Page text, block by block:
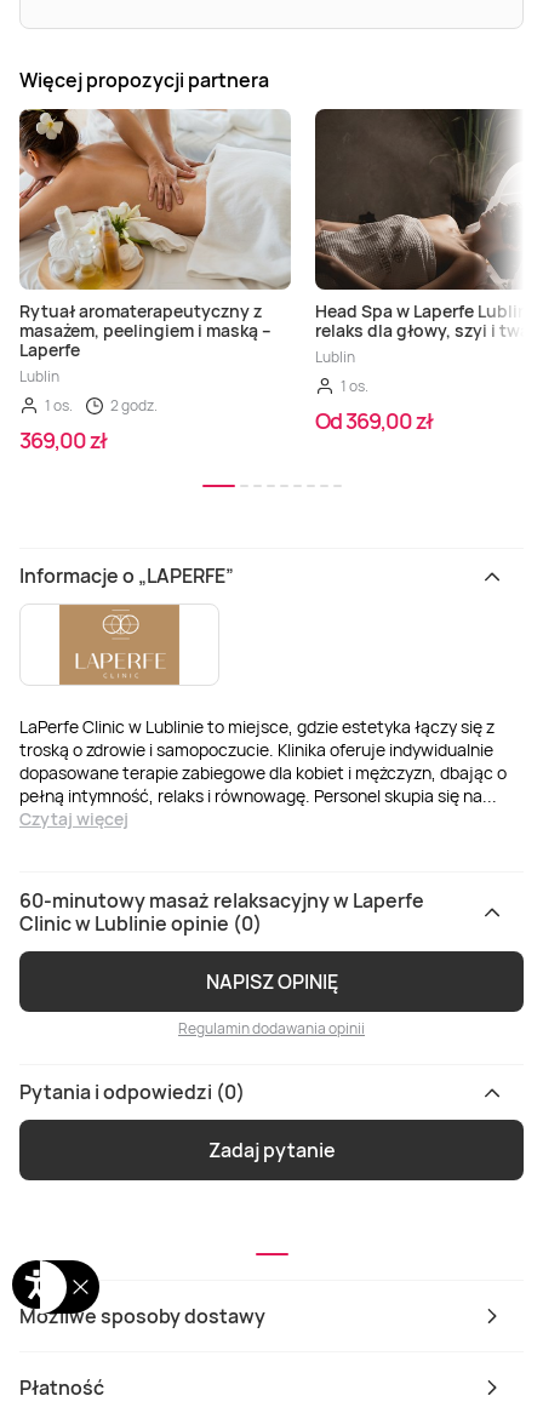
Możliwe sposoby dostawy
Płatność
Więcej propozycji partnera
Rytuał aromaterapeutyczny z
masażem, peelingiem i maską –
Laperfe
Lublin
1 os.
2 godz.
369,00 zł
Head Spa w Laperfe Lublin –
relaks dla głowy, szyi i
Lublin
1 os.
Od 369,00 zł
Informacje o „LAPERFE”
LaPerfe Clinic w Lublinie to miejsce, gdzie estetyka łączy się z
troską o zdrowie i samopoczucie. Klinika oferuje indywidualnie
dopasowane terapie zabiegowe dla kobiet i mężczyzn, dbając o
pełną intymność, relaks i równowagę. Personel skupia się na...
Czytaj więcej
60-minutowy masaż relaksacyjny w Laperfe
Clinic w Lublinie opinie (0)
NAPISZ OPINIĘ
Regulamin dodawania opinii
Pytania i odpowiedzi (0)
Zadaj pytanie